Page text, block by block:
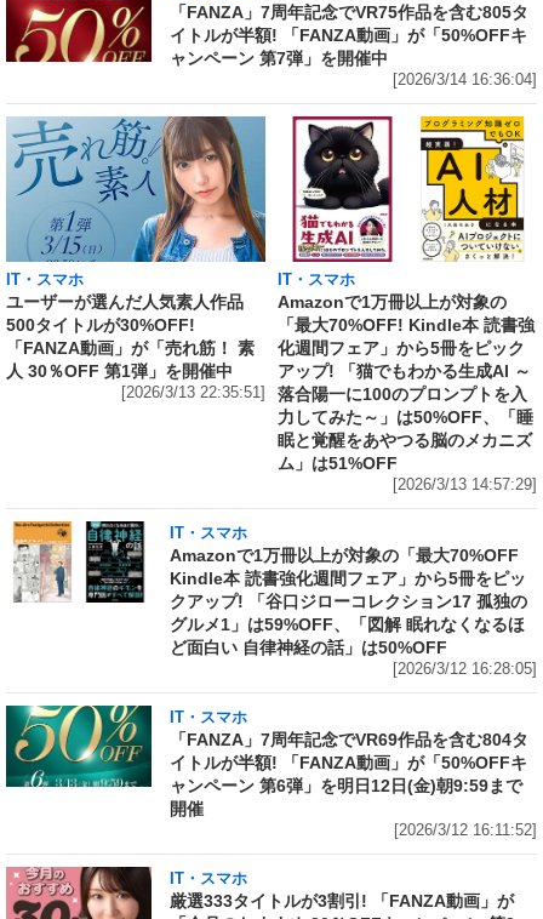
「FANZA」7周年記念でVR75作品を含む805タ
イトルが半額! 「FANZA動画」が「50%OFFキ
ャンペーン 第7弾」を開催中
[2026/3/14 16:36:04]
IT・スマホ
ユーザーが選んだ人気素人作品
500タイトルが30%OFF!
「FANZA動画」が「売れ筋！ 素
人 30％OFF 第1弾」を開催中
[2026/3/13 22:35:51]
IT・スマホ
Amazonで1万冊以上が対象の
「最大70%OFF! Kindle本 読書強
化週間フェア」から5冊をピック
アップ! 「猫でもわかる生成AI ～
落合陽一に100のプロンプトを入
力してみた～」は50%OFF、「睡
眠と覚醒をあやつる脳のメカニズ
ム」は51%OFF
[2026/3/13 14:57:29]
IT・スマホ
Amazonで1万冊以上が対象の「最大70%OFF
Kindle本 読書強化週間フェア」から5冊をピッ
クアップ! 「谷口ジローコレクション17 孤独の
グルメ1」は59%OFF、「図解 眠れなくなるほ
ど面白い 自律神経の話」は50%OFF
[2026/3/12 16:28:05]
IT・スマホ
「FANZA」7周年記念でVR69作品を含む804タ
イトルが半額! 「FANZA動画」が「50%OFFキ
ャンペーン 第6弾」を明日12日(金)朝9:59まで
開催
[2026/3/12 16:11:52]
IT・スマホ
厳選333タイトルが3割引! 「FANZA動画」が